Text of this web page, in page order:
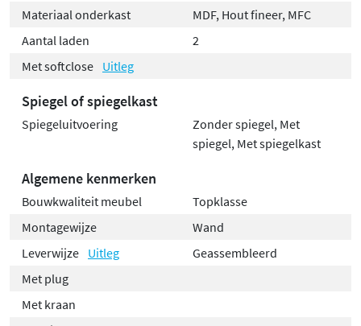
Materiaal onderkast
MDF, Hout fineer, MFC
Aantal laden
2
Met softclose Uitleg
Spiegel of spiegelkast
Spiegeluitvoering
Zonder spiegel, Met
spiegel, Met spiegelkast
Algemene kenmerken
Bouwkwaliteit meubel
Topklasse
Montagewijze
Wand
Leverwijze Uitleg
Geassembleerd
Met plug
Met kraan